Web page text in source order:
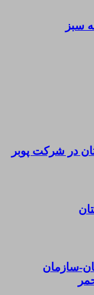
سبز
در شرکت پوبر
سازمان